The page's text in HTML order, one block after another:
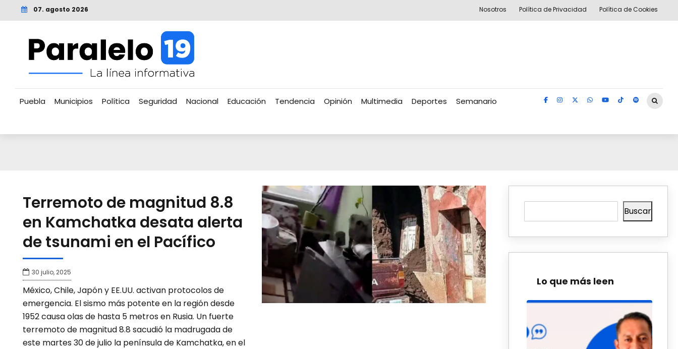
07. agosto 2026 Nosotros Política de Privacidad Política de Cookies
Puebla Municipios Política Seguridad Nacional Educación Tendencia Opinión Multimedia Deportes Semanario
Terremoto de magnitud 8.8
en Kamchatka desata alerta
de tsunami en el Pacífico
30 julio, 2025
México, Chile, Japón y EE.UU. activan protocolos de
emergencia. El sismo más potente en la región desde
1952 causa olas de hasta 5 metros en Rusia. Un fuerte
terremoto de magnitud 8.8 sacudió la madrugada de
este martes 30 de julio la península de Kamchatka, en el
Buscar
Lo que más leen